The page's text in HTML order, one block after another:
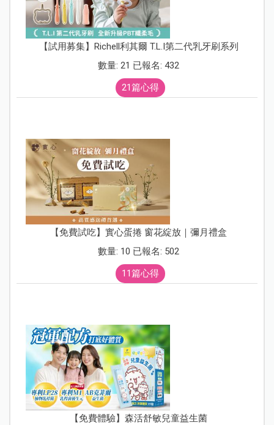
【試用募集】Richell利其爾 T.L.I第二代乳牙刷系列
數量: 21 已報名: 432
21篇心得
【免費試吃】實心蛋捲 窗花綻放｜彌月禮盒
數量: 10 已報名: 502
11篇心得
【免費體驗】森活舒敏兒童益生菌